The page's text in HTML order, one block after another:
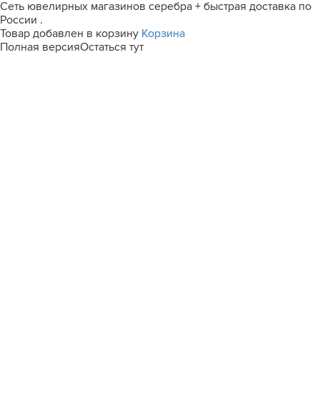
Сеть ювелирных магазинов серебра + быстрая доставка по
России .
Товар добавлен в корзину Корзина
Полная версияОстаться тут